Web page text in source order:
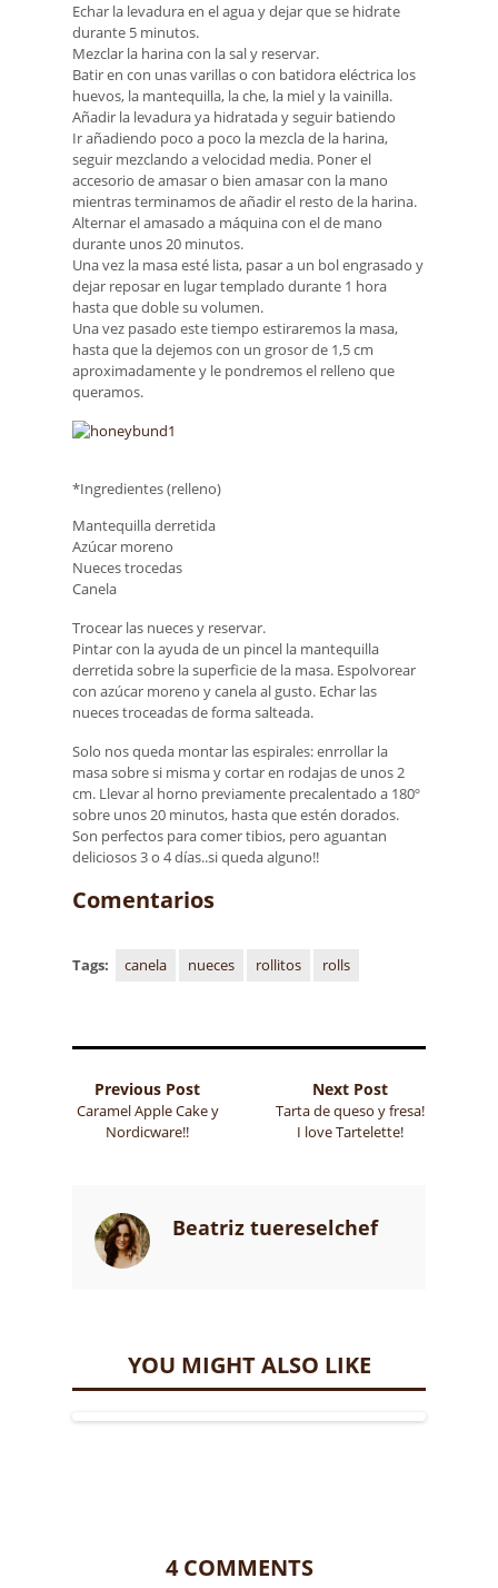
Echar la levadura en el agua y dejar que se hidrate
durante 5 minutos.
Mezclar la harina con la sal y reservar.
Batir en con unas varillas o con batidora eléctrica los
huevos, la mantequilla, la che, la miel y la vainilla.
Añadir la levadura ya hidratada y seguir batiendo
Ir añadiendo poco a poco la mezcla de la harina,
seguir mezclando a velocidad media. Poner el
accesorio de amasar o bien amasar con la mano
mientras terminamos de añadir el resto de la harina.
Alternar el amasado a máquina con el de mano
durante unos 20 minutos.
Una vez la masa esté lista, pasar a un bol engrasado y
dejar reposar en lugar templado durante 1 hora
hasta que doble su volumen.
Una vez pasado este tiempo estiraremos la masa,
hasta que la dejemos con un grosor de 1,5 cm
aproximadamente y le pondremos el relleno que
queramos.
*Ingredientes (relleno)
Mantequilla derretida
Azúcar moreno
Nueces trocedas
Canela
Trocear las nueces y reservar.
Pintar con la ayuda de un pincel la mantequilla
derretida sobre la superficie de la masa. Espolvorear
con azúcar moreno y canela al gusto. Echar las
nueces troceadas de forma salteada.
Solo nos queda montar las espirales: enrrollar la
masa sobre si misma y cortar en rodajas de unos 2
cm. Llevar al horno previamente precalentado a 180º
sobre unos 20 minutos, hasta que estén dorados.
Son perfectos para comer tibios, pero aguantan
deliciosos 3 o 4 días..si queda alguno!!
Comentarios
Tags: canela nueces rollitos rolls
Previous Post
Caramel Apple Cake y
Nordicware!!
Next Post
Tarta de queso y fresa!
I love Tartelette!
Beatriz tuereselchef
YOU MIGHT ALSO LIKE
4 COMMENTS